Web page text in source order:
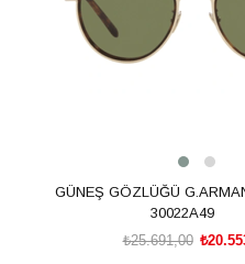
GÜNEŞ GÖZLÜĞÜ
30022A49
₺25.691,00